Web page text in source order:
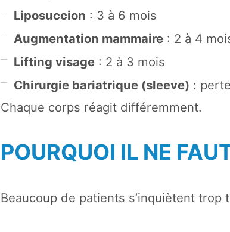
Liposuccion : 3 à 6 mois
Augmentation mammaire: 2 à 4
Lifting visage: 2 à 3 mois
Chirurgie bariatrique (sleeve) :
Chaque corps réagit différemment.
POURQUOI IL NE
Beaucoup de patients s’inquiètent trop